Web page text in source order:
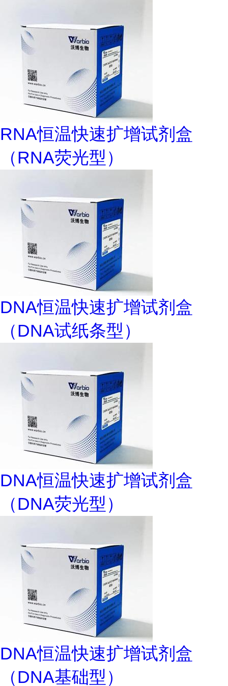
RNA恒温快速扩增试剂盒
（RNA荧光型）
DNA恒温快速扩增试剂盒
（DNA试纸条型）
DNA恒温快速扩增试剂盒
（DNA荧光型）
DNA恒温快速扩增试剂盒
（DNA基础型）